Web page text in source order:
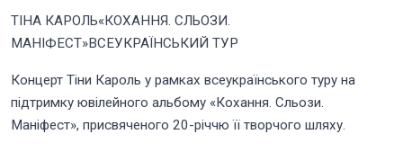
ТІНА КАРОЛЬ«КОХАННЯ. СЛЬОЗИ.
МАНІФЕСТ»ВСЕУКРАЇНСЬКИЙ ТУР
Концерт Тіни Кароль у рамках всеукраїнського туру на
підтримку ювілейного альбому «Кохання. Сльози.
Маніфест», присвяченого 20-річчю її творчого шляху.